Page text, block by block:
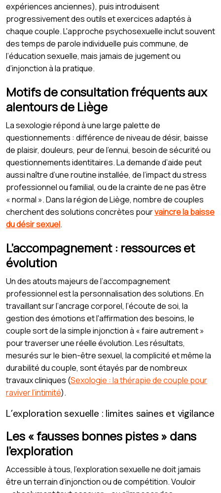
expériences anciennes), puis introduisent
progressivement des outils et exercices adaptés à
chaque couple. L'approche psychosexuelle inclut souvent
des temps de parole individuelle puis commune, de
l’éducation sexuelle, mais jamais de jugement ou
d’injonction à la pratique.
Motifs de consultation fréquents aux
alentours de Liège
La sexologie répond à une large palette de
questionnements : différence de niveau de désir, baisse
de plaisir, douleurs, peur de l’ennui, besoin de sécurité ou
questionnements identitaires. La demande d’aide peut
aussi naître d’une routine installée, de l’impact du stress
professionnel ou familial, ou de la crainte de ne pas être
« normal ». Dans la région de Liège, nombre de couples
cherchent des solutions concrètes pourvaincre la baisse
du désir sexuel.
L’accompagnement : ressources et
évolution
Un des atouts majeurs de l’accompagnement
professionnel est la personnalisation des solutions. En
travaillant sur l’ancrage corporel, l’écoute de soi, la
gestion des émotions et l'affirmation des besoins, le
couple sort de la simple injonction à « faire autrement »
pour traverser une réelle évolution. Les résultats,
mesurés sur le bien-être sexuel, la complicité et même la
durabilité du couple, sont étayés par de nombreux
travaux cliniques (Sexologie : la thérapie de couple pour
raviver l’intimité).
L’exploration sexuelle : limites saines et vigilance
Les « fausses bonnes pistes » dans
l’exploration
Accessible à tous, l’exploration sexuelle ne doit jamais
être un terrain d’injonction ou de compétition. Vouloir